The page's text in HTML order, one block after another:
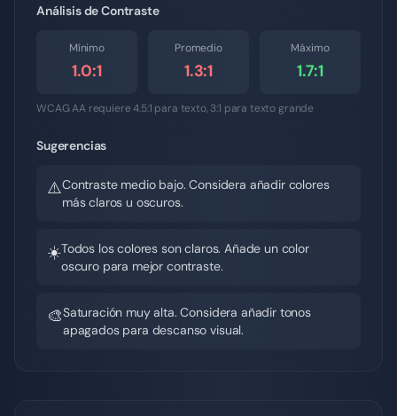
Análisis de Contraste
Mínimo
1.0:1
Promedio
1.3:1
Máximo
1.7:1
WCAG AA requiere 4.5:1 para texto, 3:1 para texto grande
Sugerencias
⚠️Contraste medio bajo. Considera añadir colores
más claros u oscuros.
☀️Todos los colores son claros. Añade un color
oscuro para mejor contraste.
🎨Saturación muy alta. Considera añadir tonos
apagados para descanso visual.